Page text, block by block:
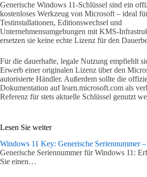
Generische Windows 11-Schlüssel sind ein
kostenloses Werkzeug von Microsoft – ideal
Testinstallationen, Editionswechsel und
Unternehmensumgebungen mit KMS-
ersetzen sie keine echte Lizenz für den
Für die dauerhafte, legale Nutzung empfiehlt
Erwerb einer originalen Lizenz über den
autorisierte Händler. Außerdem sollte die
Dokumentation auf learn.microsoft.com als
Referenz für stets aktuelle Schlüssel genutzt
Lesen Sie weiter
Windows 11 Key: Generische Seriennummer
Generische Seriennummer für Windows 11:
Sie einen…